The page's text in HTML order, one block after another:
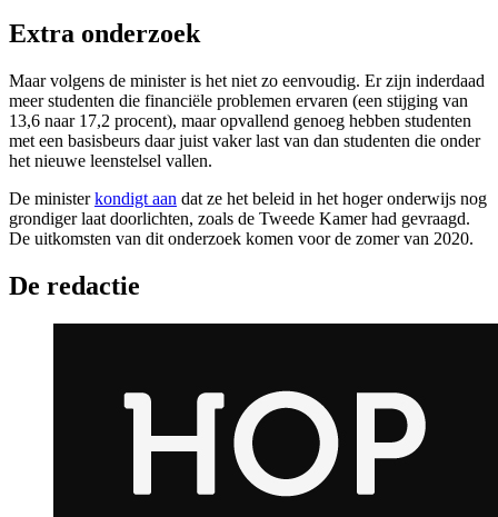
Extra onderzoek
Maar volgens de minister is het niet zo eenvoudig. Er zijn inderdaad
meer studenten die financiële problemen ervaren (een stijging van
13,6 naar 17,2 procent), maar opvallend genoeg hebben studenten
met een basisbeurs daar juist vaker last van dan studenten die onder
het nieuwe leenstelsel vallen.
De ministerkondigt aan dat ze het beleid in het hoger onderwijs nog
grondiger laat doorlichten, zoals de Tweede Kamer had gevraagd.
De uitkomsten van dit onderzoek komen voor de zomer van 2020.
De redactie